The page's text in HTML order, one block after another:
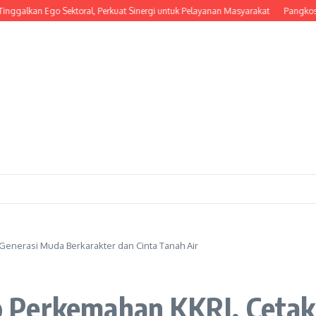
Ego Sektoral, Perkuat Sinergi untuk Pelayanan Masyarakat Pangkostrad
Muda Berkarakter dan Cinta Tanah Air
KKRI,